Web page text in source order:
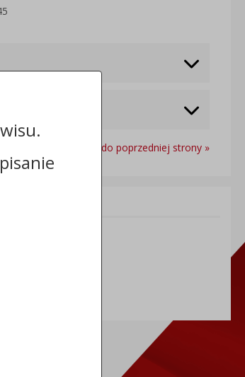
Powrót do poprzedniej strony »